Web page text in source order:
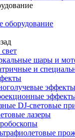
оборудование
шары и
и
эффекты
DJ-световые
лазеры